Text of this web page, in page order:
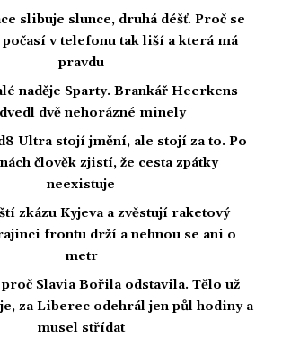
slibuje slunce, druhá déšť. Proč se
v telefonu tak liší a která má
pravdu
naděje Sparty. Brankář Heerkens
dvě nehorázné minely
Ultra stojí jmění, ale stojí za to. Po
člověk zjistí, že cesta zpátky
neexistuje
zkázu Kyjeva a zvěstují raketový
frontu drží a nehnou se ani o
metr
proč Slavia Bořila odstavila. Tělo už
za Liberec odehrál jen půl hodiny a
musel střídat